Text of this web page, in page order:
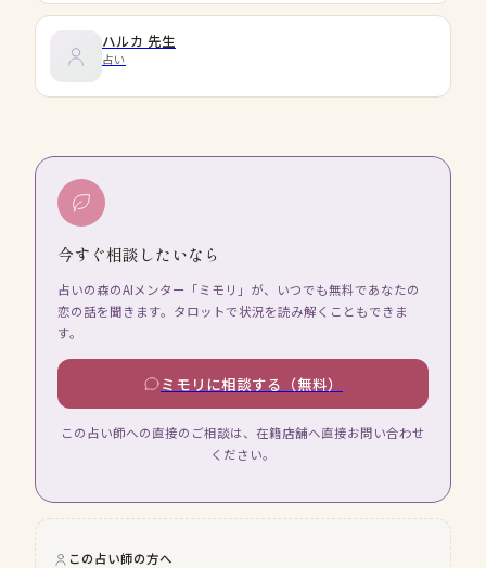
ハルカ 先生
占い
今すぐ相談したいなら
占いの森のAIメンター「ミモリ」が、いつでも無料であなたの
恋の話を聞きます。タロットで状況を読み解くこともできま
す。
ミモリに相談する（無料）
この占い師への直接のご相談は、在籍店舗へ直接お問い合わせ
ください。
この占い師の方へ